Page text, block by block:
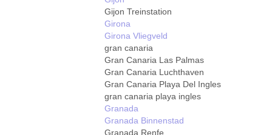
Gijon Treinstation
Girona
Girona Vliegveld
gran canaria
Gran Canaria Las Palmas
Gran Canaria Luchthaven
Gran Canaria Playa Del Ingles
gran canaria playa ingles
Granada
Granada Binnenstad
Granada Renfe